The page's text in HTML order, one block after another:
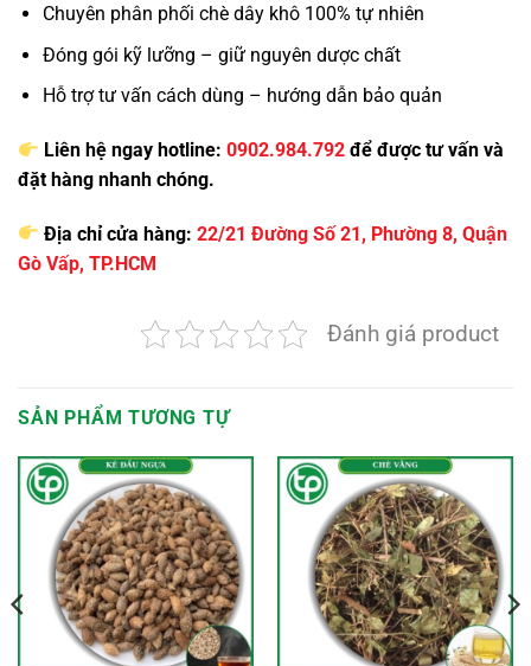
Chuyên phân phối chè dây khô 100% tự nhiên
Đóng gói kỹ lưỡng – giữ nguyên dược chất
Hỗ trợ tư vấn cách dùng – hướng dẫn bảo quản
Liên hệ ngay hotline: 0902.984.792 để được tư vấn và
đặt hàng nhanh chóng.
Địa chỉ cửa hàng:22/21 Đường Số 21, Phường 8, Quận
Gò Vấp, TP.HCM
Đánh giá product
SẢN PHẨM TƯƠNG TỰ
VND
VND